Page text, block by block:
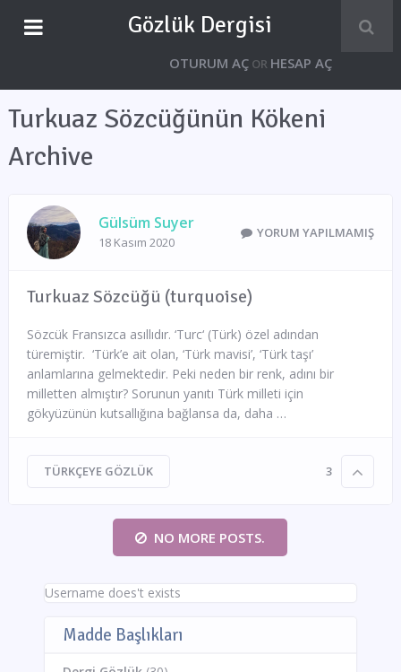
Gözlük Dergisi
OTURUM AÇOR HESAP AÇ
Turkuaz Sözcüğünün Kökeni
Archive
Gülsüm Suyer
18 Kasım 2020
YORUM YAPILMAMIŞ
Turkuaz Sözcüğü (turquoise)
Sözcük Fransızca asıllıdır. ‘Turc‘ (Türk) özel adından
türemiştir. ‘Türk’e ait olan, ‘Türk mavisi’, ‘Türk taşı’
anlamlarına gelmektedir. Peki neden bir renk, adını bir
milletten almıştır? Sorunun yanıtı Türk milleti için
gökyüzünün kutsallığına bağlansa da, daha …
TÜRKÇEYE GÖZLÜK 3
NO MORE POSTS.
Username does't exists
Madde Başlıkları